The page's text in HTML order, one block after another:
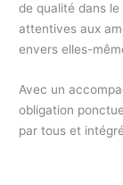
de qualité dans
attentives aux
envers elles-
Avec un
obligation
par tous et